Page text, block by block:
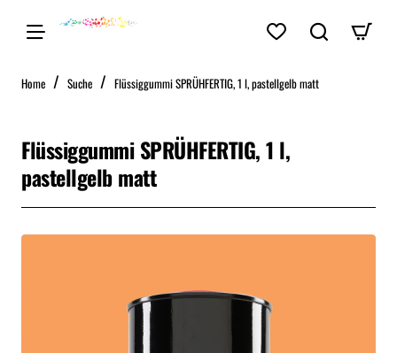
Home home Suche Flüssiggummi SPRÜHFERTIG, 1 l, pastellgelb matt
Flüssiggummi SPRÜHFERTIG, 1 l,
pastellgelb matt